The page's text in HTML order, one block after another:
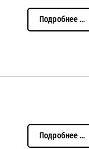
Подробнее ...
Подробнее ...